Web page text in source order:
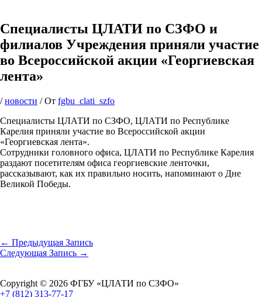
Специалисты ЦЛАТИ по СЗФО и
филиалов Учреждения приняли участие
во Всероссийской акции «Георгиевская
лента»
/новости / От fgbu_clati_szfo
Специалисты ЦЛАТИ по СЗФО, ЦЛАТИ по Республике
Карелия приняли участие во Всероссийской акции
«Георгиевская лента».
Сотрудники головного офиса, ЦЛАТИ по Республике Карелия
раздают посетителям офиса георгиевские ленточки,
рассказывают, как их правильно носить, напоминают о Дне
Великой Победы.
← Предыдущая Запись
Следующая Запись →
Copyright © 2026 ФГБУ «ЦЛАТИ по СЗФО»
+7 (812) 313-77-17